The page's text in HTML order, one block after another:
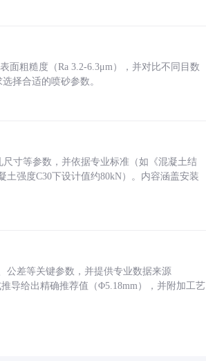
面粗糙度（Ra 3.2-6.3μm），并对比不同目数
择合适的喷砂参数。
寸等参数，并依据专业标准（如《混凝土结
土强度C30下设计值约80kN）。内容涵盖安装
公差等关键参数，并提供专业数据来源
导给出精确推荐值（Φ5.18mm），并附加工艺